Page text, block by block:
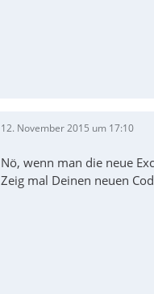
12. November 2015 um 17:10
Nö, wenn man die neue
Zeig mal Deinen neuen